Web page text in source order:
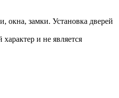
окна, замки. Установка дверей
и не является